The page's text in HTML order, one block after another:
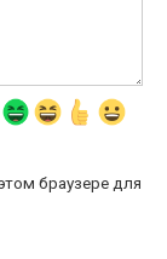
браузере для